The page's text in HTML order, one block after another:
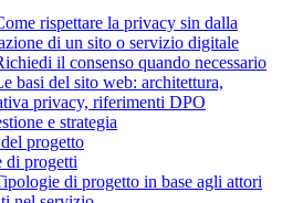
rispettare la privacy sin dalla
di un sito o servizio digitale
il consenso quando necessario
basi del sito web: architettura,
privacy, riferimenti DPO
e strategia
progetto
di progetti
di progetto in base agli attori